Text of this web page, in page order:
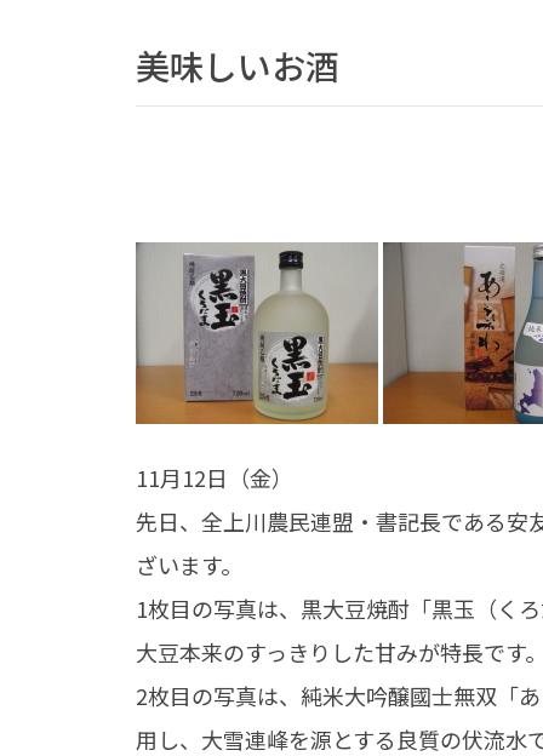
美味しいお酒
11月12日（金）
先日、全上川農民連盟・書記長である安
ざいます。
1枚目の写真は、黒大豆焼酎「黒玉（く
大豆本来のすっきりした甘みが特長です。
2枚目の写真は、純米大吟醸國士無双「
用し、大雪連峰を源とする良質の伏流水